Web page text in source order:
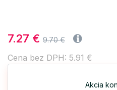
7.27 € 9.70 €
Cena bez DPH: 5.91 €
Akcia